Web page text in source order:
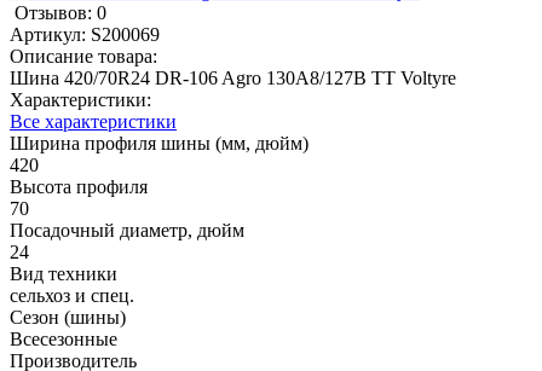
Отзывов: 0
Артикул: S200069
Описание товара:
Шина 420/70R24 DR-106 Agro 130A8/127B TT Voltyre
Характеристики:
Все характеристики
Ширина профиля шины (мм, дюйм)
420
Высота профиля
70
Посадочный диаметр, дюйм
24
Вид техники
сельхоз и спец.
Сезон (шины)
Всесезонные
Производитель